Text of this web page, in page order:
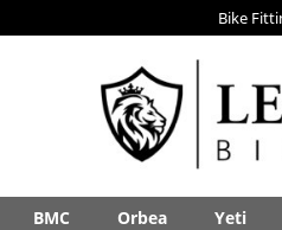
Bike
BMC Orbea Yeti